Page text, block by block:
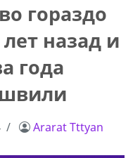
гораздо
назад и
года
Ararat Tttyan